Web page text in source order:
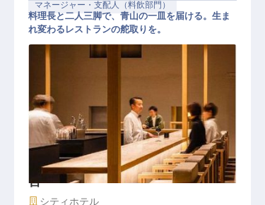
マネージャー・支配人（料飲部門）
西洋レストランマネージャー│年俸5
00万円～600万円／2027年4月全館
リニューアル／料理長と担う店舗運
営
料理長と二人三脚で、青山の一皿を届ける。生ま
れ変わるレストランの舵取りを。
施設業態
シティホテル